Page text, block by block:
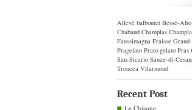
Allevè balboutet Bessè-Alto
Chabaud Champlas
Faussimagna Fraisse
Pragelato Prato gelato Pras
San-Sicario Sauze-di-
Troncea Vllarmond
Recent Post
Le Chisone